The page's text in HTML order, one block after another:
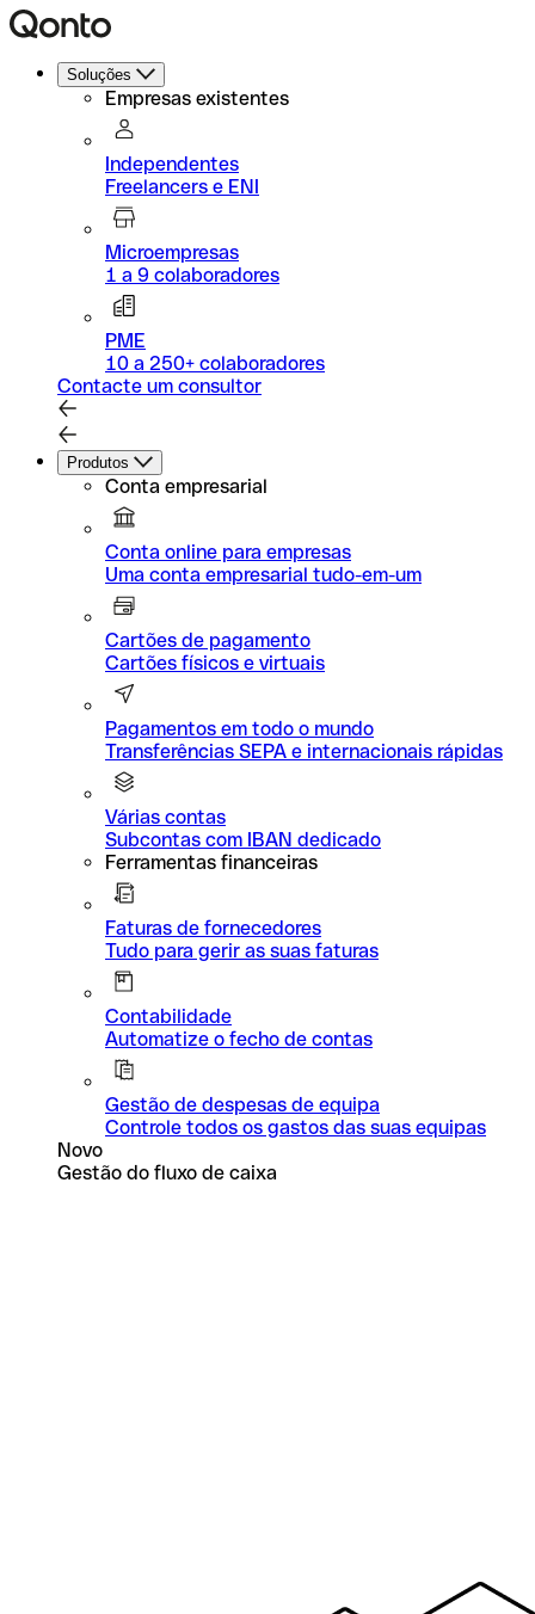
Soluções
Empresas existentes
Independentes
Freelancers e ENI
Microempresas
1 a 9 colaboradores
PME
10 a 250+ colaboradores
Contacte um consultor
Produtos
Conta empresarial
Conta online para empresas
Uma conta empresarial tudo-em-um
Cartões de pagamento
Cartões físicos e virtuais
Pagamentos em todo o mundo
Transferências SEPA e internacionais rápidas
Várias contas
Subcontas com IBAN dedicado
Ferramentas financeiras
Faturas de fornecedores
Tudo para gerir as suas faturas
Contabilidade
Automatize o fecho de contas
Gestão de despesas de equipa
Controle todos os gastos das suas equipas
Novo
Gestão do fluxo de caixa